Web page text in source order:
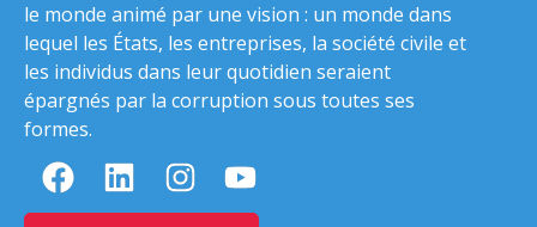
le monde animé par une vision : un monde dans
lequel les États, les entreprises, la société civile et
les individus dans leur quotidien seraient
épargnés par la corruption sous toutes ses
formes.